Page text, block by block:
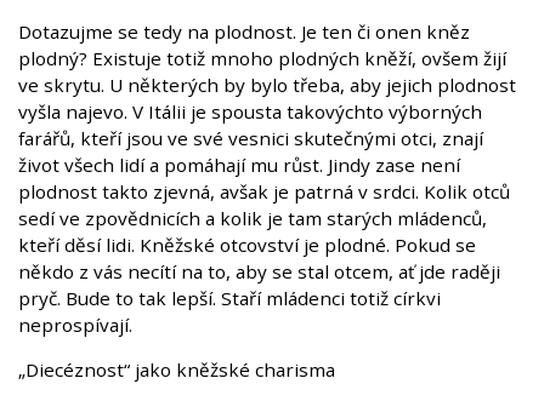
Dotazujme se tedy na plodnost. Je ten či onen kněz
plodný? Existuje totiž mnoho plodných kněží, ovšem žijí
ve skrytu. U některých by bylo třeba, aby jejich plodnost
vyšla najevo. V Itálii je spousta takovýchto výborných
farářů, kteří jsou ve své vesnici skutečnými otci, znají
život všech lidí a pomáhají mu růst. Jindy zase není
plodnost takto zjevná, avšak je patrná v srdci. Kolik otců
sedí ve zpovědnicích a kolik je tam starých mládenců,
kteří děsí lidi. Kněžské otcovství je plodné. Pokud se
někdo z vás necítí na to, aby se stal otcem, ať jde raději
pryč. Bude to tak lepší. Staří mládenci totiž církvi
neprospívají.
„Diecéznost“ jako kněžské charisma